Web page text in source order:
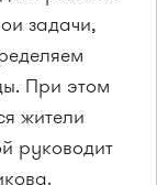
задачи,
При этом
жители
руководит